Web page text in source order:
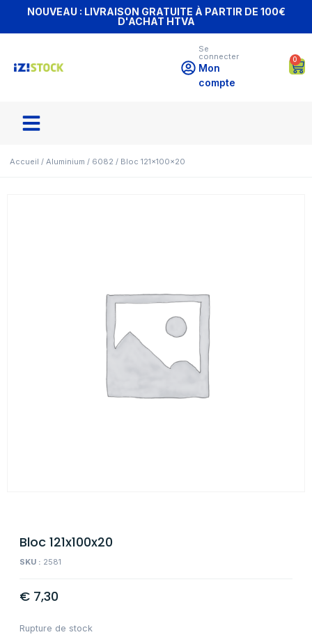
NOUVEAU : LIVRAISON GRATUITE À PARTIR DE 100€
D'ACHAT HTVA
Se
connecter
Mon
compte
0
Accueil / Aluminium / 6082 / Bloc 121x100x20
Bloc 121x100x20
SKU : 2581
€ 7,30
Rupture de stock